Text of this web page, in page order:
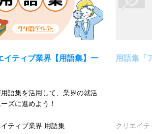
イティブ業界【用語集】一
語集を活用して、業界の就活
ズに進めよう！
ティブ業界 用語集
用語集「
クリエイ